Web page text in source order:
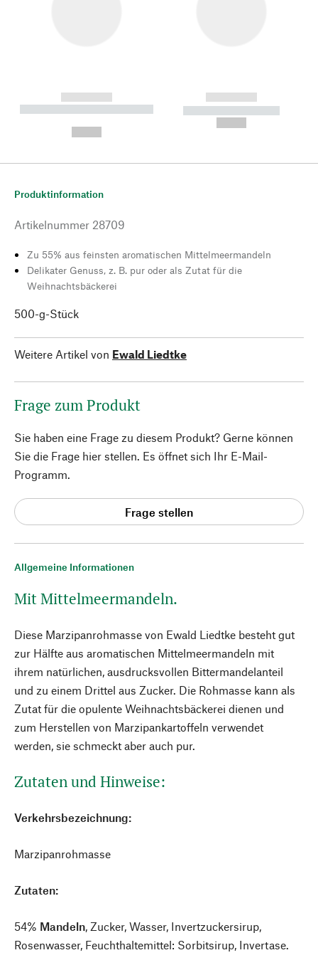
------------
----------- ----------- --------
------------
----------- -----------
Allgemeine Informationen
Mit Mittelmeermandeln.
Diese Marzipanrohmasse von Ewald Liedtke besteht gut
zur Hälfte aus aromatischen Mittelmeermandeln mit
ihrem natürlichen, ausdrucksvollen Bittermandelanteil
und zu einem Drittel aus Zucker. Die Rohmasse kann als
Zutat für die opulente Weihnachtsbäckerei dienen und
zum Herstellen von Marzipankartoffeln verwendet
werden, sie schmeckt aber auch pur.
Zutaten und Hinweise:
Verkehrsbezeichnung:
Marzipanrohmasse
Zutaten:
54% Mandeln, Zucker, Wasser, Invertzuckersirup,
Rosenwasser, Feuchthaltemittel: Sorbitsirup, Invertase.
Produktinformation
Artikelnummer 28709
Zu 55% aus feinsten aromatischen Mittelmeermandeln
Delikater Genuss, z. B. pur oder als Zutat für die
Weihnachtsbäckerei
500-g-Stück
Weitere Artikel von Ewald Liedtke
Frage zum Produkt
Sie haben eine Frage zu diesem Produkt? Gerne können
Sie die Frage hier stellen. Es öffnet sich Ihr E-Mail-
Programm.
Frage stellen